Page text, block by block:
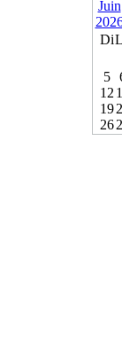
Di
5
12
19
26